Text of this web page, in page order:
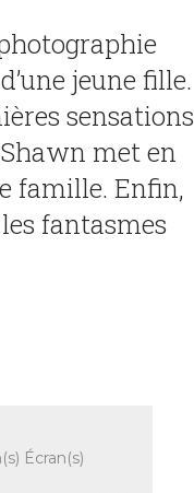
jeune fille.
sensations
met en
famille. Enfin,
fantasmes
Écran(s)